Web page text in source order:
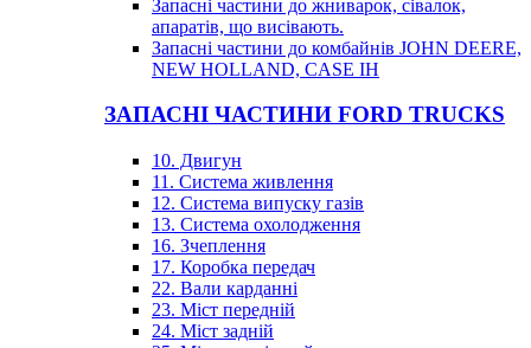
Запасні частини до жниварок, сівалок,
апаратів, що висівають.
Запасні частини до комбайнів JOHN DEERE,
NEW HOLLAND, CASE IH
ЗАПАСНІ ЧАСТИНИ FORD TRUCKS
10. Двигун
11. Система живлення
12. Система випуску газів
13. Система охолодження
16. Зчеплення
17. Коробка передач
22. Вали карданні
23. Міст передній
24. Міст задній